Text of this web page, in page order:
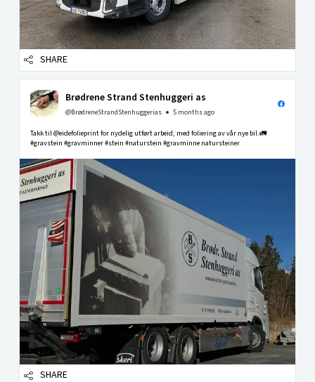
SHARE
Brødrene Strand Stenhuggeri as
@BrødreneStrandStenhuggerias 5 months ago
Takk til @eidefolieprint for nydelig utført arbeid, med foliering av vår nye bil.🚛
#gravstein #gravminner #stein #naturstein #gravminne natursteiner
SHARE